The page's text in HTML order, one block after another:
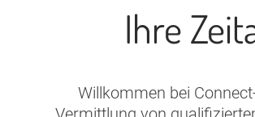
Ihre
Willkommen bei